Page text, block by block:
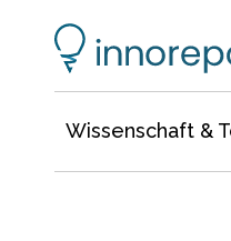
Wissenschaft &